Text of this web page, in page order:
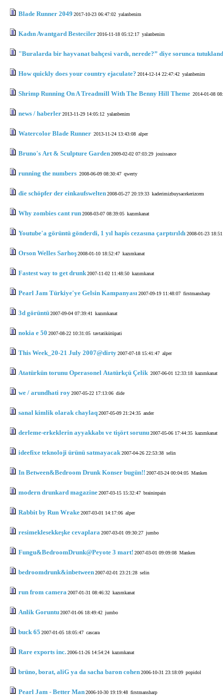
Blade Runner 2049 2017-10-23 06:47:02 yalanbenim
Kadın Avantgard Besteciler2016-11-18 05:12:17 yalanbenim
"Buralarda bir hayvanat bahçesi vardı, nerede?” diye sorunca
How quickly does your country ejaculate? 2014-12-14 22:47:42 yalanbenim
Shrimp Running On A Treadmill With The Benny Hill Theme 2014-01-08
news / haberler2013-11-29 14:05:12 yalanbenim
Watercolor Blade Runner 2013-11-24 13:43:08 alper
Bruno's Art & Sculpture Garden2009-02-02 07:03:29 jouissance
running the numbers 2008-06-09 08:30:47 qwerty
die schöpfer der einkaufswelten2008-05-27 20:19:33 kaderimizbuysacekerizcem
Why zombies cant run2008-03-07 08:39:05 kazımkanat
Youtube'a görüntü gönderdi, 1 yıl hapis cezasına çarptırıldı2008-01-23
Orson Welles Sarhoş2008-01-10 18:52:47 kazımkanat
Fastest way to get drunk2007-11-02 11:48:50 kazımkanat
Pearl Jam Türkiye'ye Gelsin Kampanyası2007-09-19 11:48:07 firstmansharp
3d görüntü2007-09-04 07:39:41 kazımkanat
nokia e 50 2007-08-22 10:31:05 tavtatikütüpati
This Week_20-21 July 2007@dirty2007-07-18 15:41:47 alper
Atatürkün torunu Operasonel Atatürkçü Çelik 2007-06-01 12:33:18 kazımkanat
we / arundhati roy2007-05-22 17:13:06 dide
sanal kimlik olarak chaylaq2007-05-09 21:24:35 ander
derleme-erkeklerin ayyakkabı ve tişört sorunu2007-05-06 17:44:35 kazımkanat
ideefixe teknoloji ürünü satmayacak2007-04-26 22:53:38 selin
In Between&Bedroom Drunk Konser bugün!! 2007-03-24 00:04:05 Manken
modern drunkard magazine2007-03-15 15:32:47 braininpain
Rabbit by Run Wrake2007-03-01 14:17:06 alper
resimeklesekkeşke cevaplara2007-03-01 09:30:27 jumbo
Fungu&BedroomDrunk@Peyote 3 mart! 2007-03-01 09:09:08 Manken
bedroomdrunk&inbetween2007-02-01 23:21:28 selin
run from camera2007-01-31 08:46:32 kazımkanat
Anlik Goruntu2007-01-06 18:49:42 jumbo
buck 65 2007-01-05 18:05:47 cascara
Rare exports inc.2006-11-26 14:54:24 kazımkanat
brüno, borat, aliG ya da sacha baron cohen2006-10-31 23:18:09 popidol
Pearl Jam - Better Man2006-10-30 19:19:48 firstmansharp